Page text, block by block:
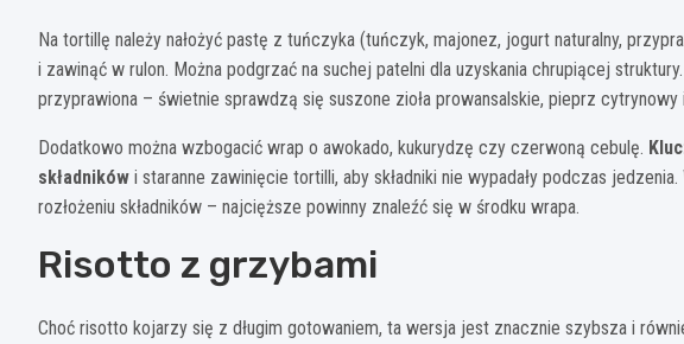
Na tortillę należy nałożyć pastę z tuńczyka (tuńczyk, majonez, jogurt naturalny,
i zawinąć w rulon. Można podgrzać na suchej patelni dla uzyskania chrupiącej
przyprawiona – świetnie sprawdzą się suszone zioła prowansalskie, pieprz cytrynowy
Dodatkowo można wzbogacić wrap o awokado, kukurydzę czy czerwoną cebulę.
składników i staranne zawinięcie tortilli, aby składniki nie wypadały podczas
rozłożeniu składników – najcięższe powinny znaleźć się w środku wrapa.
Risotto z grzybami
Choć risotto kojarzy się z długim gotowaniem, ta wersja jest znacznie szybsza i